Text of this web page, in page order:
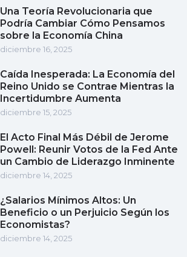
Una Teoría Revolucionaria que
Podría Cambiar Cómo Pensamos
sobre la Economía China
diciembre 16, 2025
Caída Inesperada: La Economía del
Reino Unido se Contrae Mientras la
Incertidumbre Aumenta
diciembre 15, 2025
El Acto Final Más Débil de Jerome
Powell: Reunir Votos de la Fed Ante
un Cambio de Liderazgo Inminente
diciembre 14, 2025
¿Salarios Mínimos Altos: Un
Beneficio o un Perjuicio Según los
Economistas?
diciembre 14, 2025